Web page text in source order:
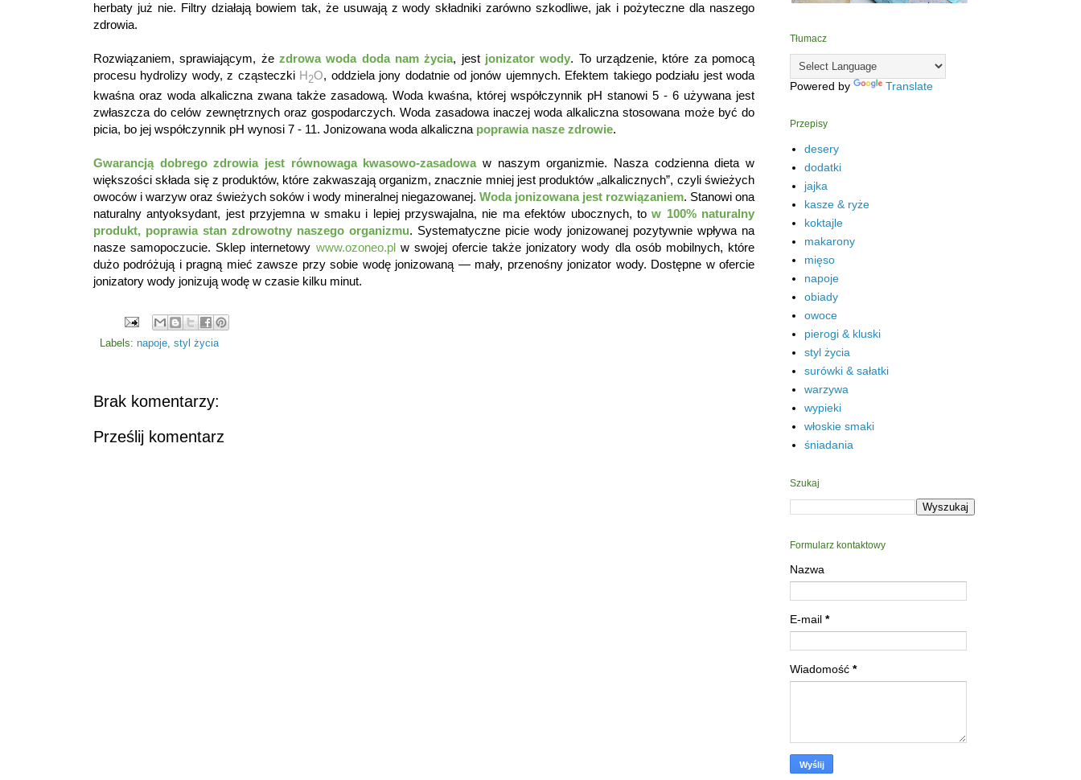
herbaty już nie. Filtry działają bowiem tak, że usuwają z wody składniki zarówno szkodliwe, jak i pożyteczne dla naszego
zdrowia.
Rozwiązaniem, sprawiającym, że zdrowa woda doda nam życia, jest jonizator wody. To urządzenie, które za pomocą
procesu hydrolizy wody, z cząsteczki H 2O, oddziela jony dodatnie od jonów ujemnych. Efektem takiego podziału jest woda
kwaśna oraz woda alkaliczna zwana także zasadową. Woda kwaśna, której współczynnik pH stanowi 5 - 6 używana jest
zwłaszcza do celów zewnętrznych oraz gospodarczych. Woda zasadowa inaczej woda alkaliczna stosowana może być do
picia, bo jej współczynnik pH wynosi 7 - 11. Jonizowana woda alkaliczna poprawia nasze zdrowie.
Gwarancją dobrego zdrowia jest równowaga kwasowo-zasadowaw naszym organizmie. Nasza codzienna dieta w
większości składa się z produktów, które zakwaszają organizm, znacznie mniej jest produktów „alkalicznych”, czyli świeżych
owoców i warzyw oraz świeżych soków i wody mineralnej niegazowanej. Woda jonizowana jest rozwiązaniem. Stanowi ona
naturalny antyoksydant, jest przyjemna w smaku i lepiej przyswajalna, nie ma efektów ubocznych, tow 100% naturalny
produkt, poprawia stan zdrowotny naszego organizmu. Systematyczne picie wody jonizowanej pozytywnie wpływa na
nasze samopoczucie. Sklep internetowy www.ozoneo.plw swojej ofercie także jonizatory wody dla osób mobilnych, które
dużo podróżują i pragną mieć zawsze przy sobie wodę jonizowaną — mały, przenośny jonizator wody. Dostępne w ofercie
jonizatory wody jonizują wodę w czasie kilku minut.
Labels: napoje, styl życia
Brak komentarzy:
Prześlij komentarz
Tłumacz
Powered by Translate
Przepisy
desery
dodatki
jajka
kasze & ryże
koktajle
makarony
mięso
napoje
obiady
owoce
pierogi & kluski
styl życia
surówki & sałatki
warzywa
wypieki
włoskie smaki
śniadania
Szukaj
Formularz kontaktowy
Nazwa
E-mail *
Wiadomość *